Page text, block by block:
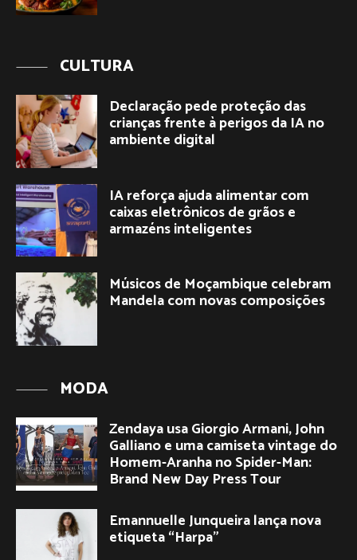
CULTURA
Declaração pede proteção das
crianças frente à perigos da IA no
ambiente digital
IA reforça ajuda alimentar com
caixas eletrônicos de grãos e
armazéns inteligentes
Músicos de Moçambique celebram
Mandela com novas composições
MODA
Zendaya usa Giorgio Armani, John
Galliano e uma camiseta vintage do
Homem-Aranha no Spider-Man:
Brand New Day Press Tour
Emannuelle Junqueira lança nova
etiqueta “Harpa”